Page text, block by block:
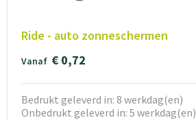
Ride - auto zonneschermen
Vanaf € 0,72
Bedrukt geleverd in: 8 werkdag(en)
Onbedrukt geleverd in: 5 werkdag(en)